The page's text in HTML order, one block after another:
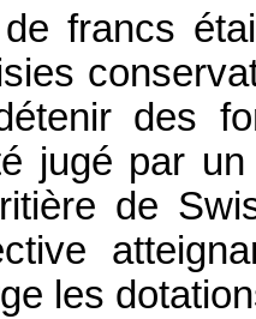
francs
des
jugé par
de
les